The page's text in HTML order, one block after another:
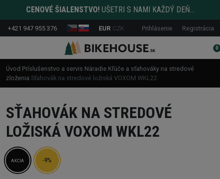
CENOVÉ ŠIALENSTVO! UŠETRI S NAMI KAŽDÝ DEŇ...
+421 947 955 376 EUR CZK Prihlásenie Registrácia
0
Úvod Príslušenstvo a servis Náradie Kľúče a sťahováky na stredové
zloženia Sťahovák na stredové ložiská VOXOM WKL22
SŤAHOVÁK NA STREDOVÉ
LOŽISKÁ VOXOM WKL22
AKCIA -9%